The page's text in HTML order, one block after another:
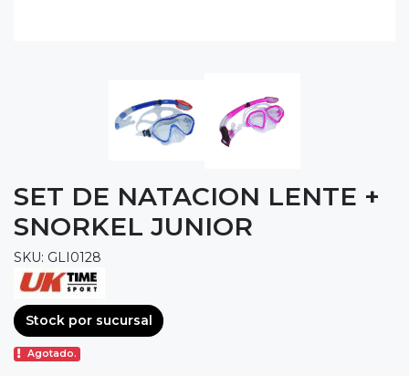
SET DE NATACION LENTE +
SNORKEL JUNIOR
SKU: GLI0128
Stock por sucursal
Agotado.